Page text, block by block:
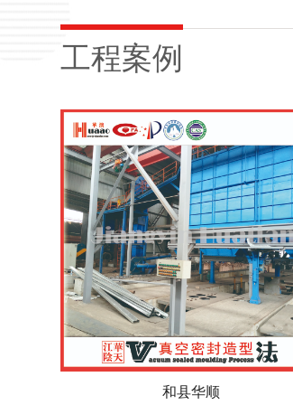
工程案例
平江威派